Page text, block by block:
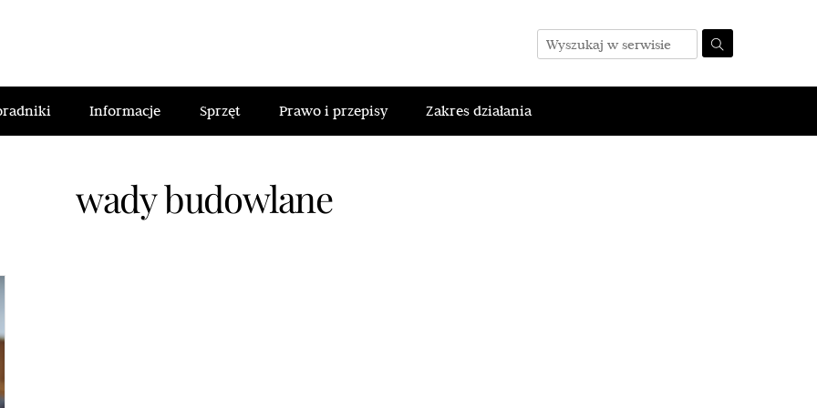
Informacje Sprzęt Prawo i przepisy Zakres działania
wady budowlane